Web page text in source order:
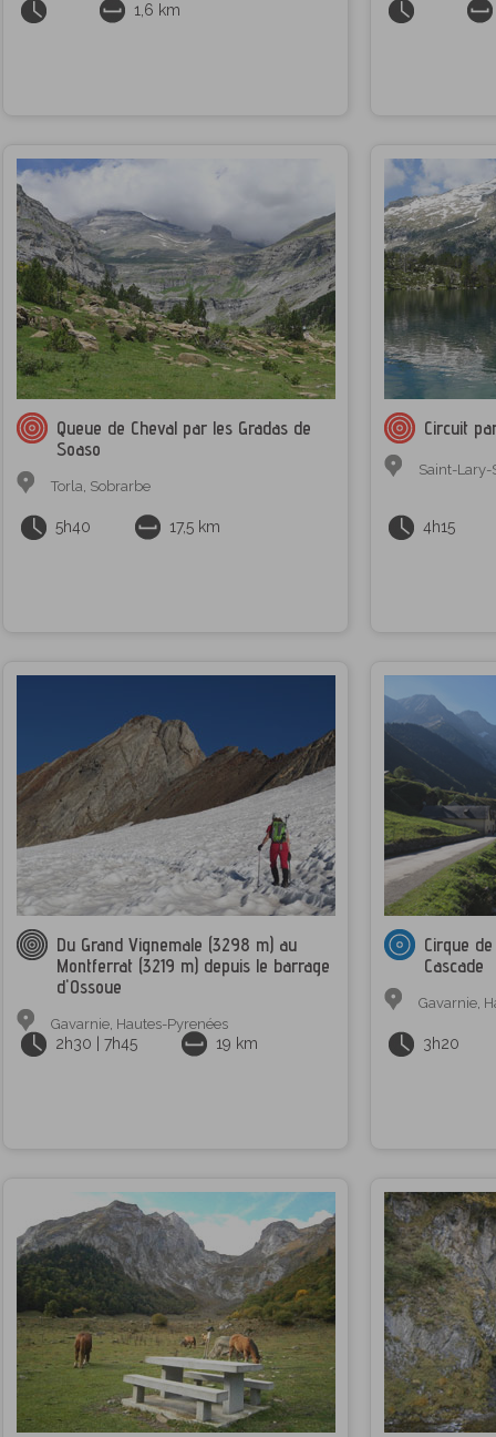
1,6 km
Queue de Cheval par les Gradas de
Soaso
Torla, Sobrarbe
5h40 17,5 km
Circuit
Saint-Lary-
4h15
Du Grand Vignemale (3298 m) au
Montferrat (3219 m) depuis le barrage
d'Ossoue
Gavarnie, Hautes-Pyrenées
2h30 | 7h45 19 km
Cirque
Cascade
Gavarnie,
3h20